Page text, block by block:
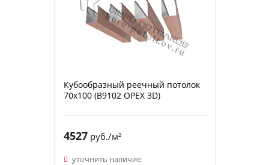
Кубообразный реечный потолок
70х100 (B9102 ОРЕХ 3D)
4527руб./м²
уточнить наличие